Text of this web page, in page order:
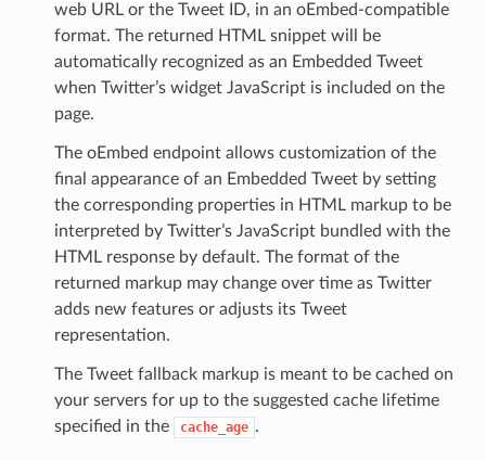
web URL or the Tweet ID, in an oEmbed-compatible
format. The returned HTML snippet will be
automatically recognized as an Embedded Tweet
when Twitter’s widget JavaScript is included on the
page.
The oEmbed endpoint allows customization of the
final appearance of an Embedded Tweet by setting
the corresponding properties in HTML markup to be
interpreted by Twitter’s JavaScript bundled with the
HTML response by default. The format of the
returned markup may change over time as Twitter
adds new features or adjusts its Tweet
representation.
The Tweet fallback markup is meant to be cached on
your servers for up to the suggested cache lifetime
specified in the
cache_age .